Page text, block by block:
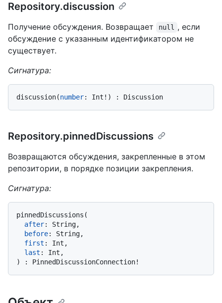
Repository.discussion
Получение обсуждения. Возвращает null
, если
обсуждение с указанным идентификатором не
существует.
Сигнатура:
discussion(number: Int ! ) :
Repository.pinnedDiscussions
Возвращаются обсуждения, закрепленные в этом
репозитории, в порядке позиции закрепления.
Сигнатура:
pinnedDiscussions (
after:
String,
before:
String,
first :
Int,
last :
)
: PinnedDiscussionConnection!